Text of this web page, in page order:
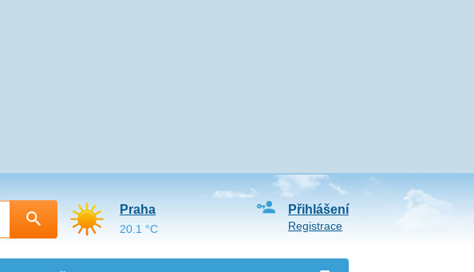
Přihlášení
Registrace
Praha
20.1 °C